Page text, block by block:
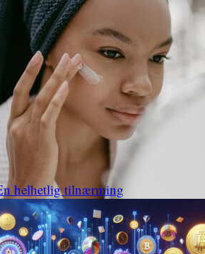
helhetlig tilnærming